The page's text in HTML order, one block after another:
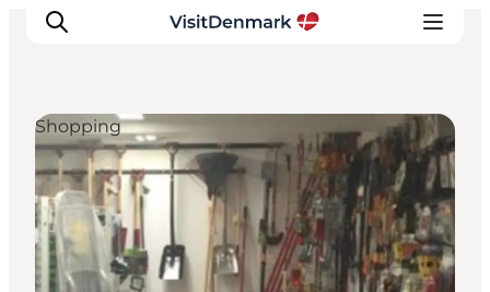
Inspirations
Destinations
Quoi faire
Hébergements
Shopping